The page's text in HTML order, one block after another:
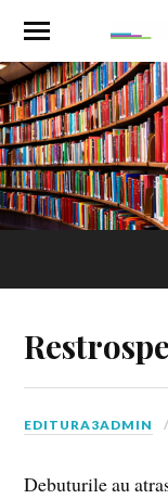
EDITURA3ADMIN
Debuturile au